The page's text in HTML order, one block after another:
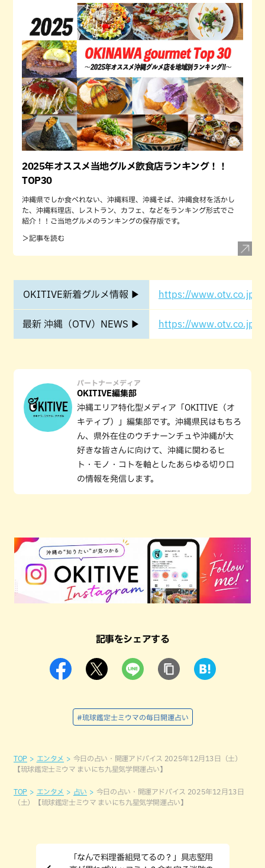
2025年オススメ当地グルメ飲食店ランキング！！
TOP30
沖縄県でしか食べれない、沖縄料理、沖縄そば、沖縄食材を活かし
た、沖縄料理店、レストラン、カフェ、などをランキング形式でご
紹介！！ご当地グルメのランキングの保存版です。
＞記事を読む
OKITIVE新着グルメ情報 ▶ https://www.otv.co.jp/
最新 沖縄（OTV）NEWS ▶ https://www.otv.co.jp/
パートナーメディア
OKITIVE編集部
沖縄エリア特化型メディア「OKITIVE（オ
キティブ）」編集部です。沖縄県民はもちろ
ん、県外在住のウチナーンチュや沖縄が大
好きな皆さんに向けて、沖縄に関わるヒ
ト・モノ・コトを軸としたあらゆる切り口
の情報を発信します。
記事をシェアする
#琉球鑑定士ミウマの毎日開運占い
TOP エンタメ
今日の占い・開運アドバイス 2025年12月13日（土）
【琉球鑑定士ミウマ まいにち九星気学開運占い】
TOP エンタメ 占い
今日の占い・開運アドバイス 2025年12月13日
（土）【琉球鑑定士ミウマ まいにち九星気学開運占い】
「なんで料理番組見てるの？」具志堅用